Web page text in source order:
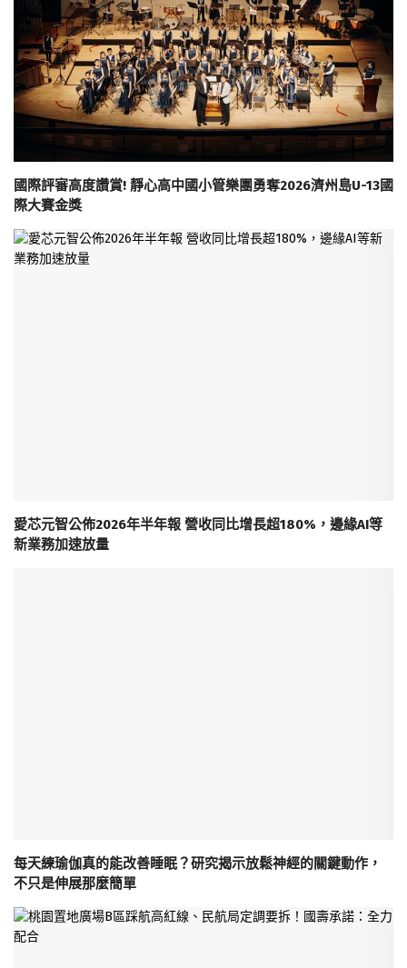
國際評審高度讚賞! 靜心高中國小管樂團勇奪2026濟州島U-13國
際大賽金獎
愛芯元智公佈2026年半年報 營收同比增長超180%，邊緣AI等
新業務加速放量
每天練瑜伽真的能改善睡眠？研究揭示放鬆神經的關鍵動作，
不只是伸展那麼簡單